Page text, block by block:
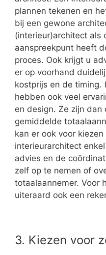
plannen tekenen en
bij een gewone
(interieur)architect als
aanspreekpunt heeft
proces. Ook krijgt u
er op voorhand
kostprijs en de timing.
hebben ook veel
en design. Ze zijn
gemiddelde
kan er ook voor
interieurarchitect
advies en de
zelf op te nemen of
totaalaannemer. Voor
uiteraard ook een
3. Kiezen voor